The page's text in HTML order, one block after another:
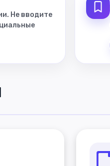
Не вводите